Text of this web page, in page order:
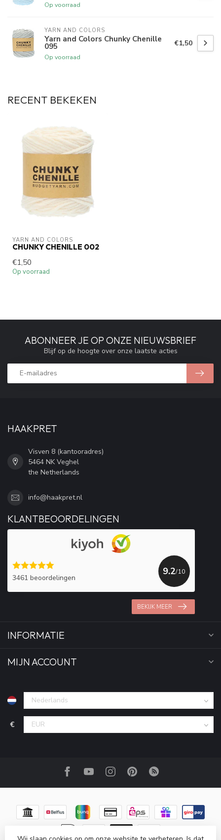
Op voorraad
YARN AND COLORS
Yarn and Colors Chunky Chenille
095
Op voorraad
€1,50
RECENT BEKEKEN
YARN AND COLORS
CHUNKY CHENILLE 002
€1,50
Op voorraad
ABONNEER JE OP ONZE NIEUWSBRIEF
Blijf op de hoogte over onze laatste acties
HAAKPRET
Visven 8 (kantooradres)
5464 NK Veghel
the Netherlands
info@haakpret.nl
KLANTBEOORDELINGEN
3461 beoordelingen
9.2/10
BEKIJK MEER
INFORMATIE
MIJN ACCOUNT
€